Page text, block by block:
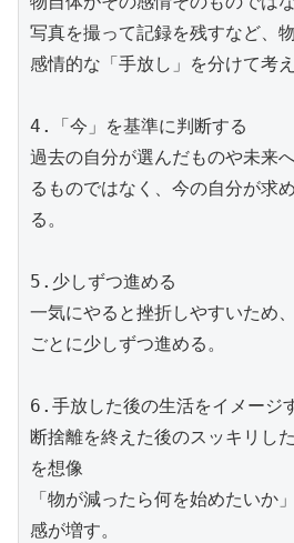
写真を撮って記録を残すなど、
感情的な「手放し」を分けて考え
4.「今」を基準に判断する
過去の自分が選んだものや未来
るものではなく、今の自分が求
る。
5.少しずつ進める
一気にやると挫折しやすいため
ごとに少しずつ進める。
6.手放した後の生活をイメージ
断捨離を終えた後のスッキリし
を想像
「物が減ったら何を始めたいか
感が増す。